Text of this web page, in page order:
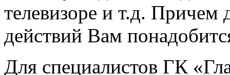
телевизоре и т.д. Причем
действий Вам
Для специалистов ГК